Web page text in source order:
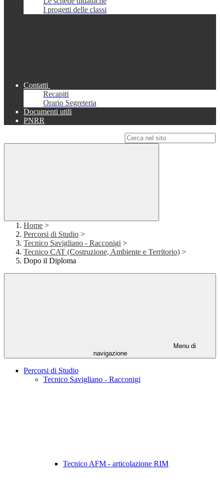
I progetti delle classi
Contatti
Recapiti
Orario Segreteria
Documenti utili
PNRR
Home >
Percorsi di Studio >
Tecnico Savigliano - Racconigi >
Tecnico CAT (Costruzione, Ambiente e Territorio) >
Dopo il Diploma
Menu di
navigazione
Percorsi di Studio
Tecnico Savigliano - Racconigi
Tecnico AFM - articolazione RIM